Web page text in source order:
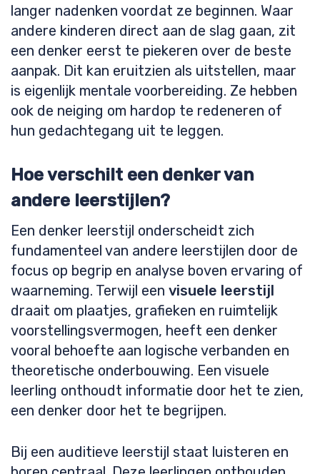
langer nadenken voordat ze beginnen. Waar
andere kinderen direct aan de slag gaan, zit
een denker eerst te piekeren over de beste
aanpak. Dit kan eruitzien als uitstellen, maar
is eigenlijk mentale voorbereiding. Ze hebben
ook de neiging om hardop te redeneren of
hun gedachtegang uit te leggen.
Hoe verschilt een denker van
andere leerstijlen?
Een denker leerstijl onderscheidt zich
fundamenteel van andere leerstijlen door de
focus op begrip en analyse boven ervaring of
waarneming. Terwijl een visuele leerstijl
draait om plaatjes, grafieken en ruimtelijk
voorstellingsvermogen, heeft een denker
vooral behoefte aan logische verbanden en
theoretische onderbouwing. Een visuele
leerling onthoudt informatie door het te zien,
een denker door het te begrijpen.
Bij een auditieve leerstijl staat luisteren en